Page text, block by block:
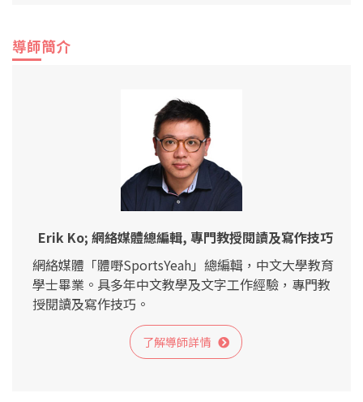
導師簡介
Erik Ko; 網絡媒體總編輯, 專門教授閱讀及寫作技巧
網絡媒體「體嘢SportsYeah」總編輯，中文大學教育
學士畢業。具多年中文教學及文字工作經驗，專門教
授閱讀及寫作技巧。
了解導師詳情